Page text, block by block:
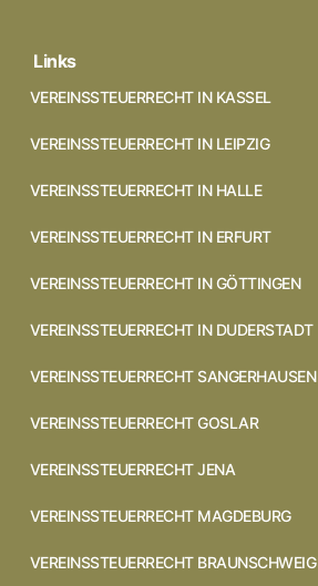
Links
VEREINSSTEUERRECHT IN KASSEL
VEREINSSTEUERRECHT IN LEIPZIG
VEREINSSTEUERRECHT IN HALLE
VEREINSSTEUERRECHT IN ERFURT
VEREINSSTEUERRECHT IN GÖTTINGEN
VEREINSSTEUERRECHT IN DUDERSTADT
VEREINSSTEUERRECHT SANGERHAUSEN
VEREINSSTEUERRECHT GOSLAR
VEREINSSTEUERRECHT JENA
VEREINSSTEUERRECHT MAGDEBURG
VEREINSSTEUERRECHT BRAUNSCHWEIG